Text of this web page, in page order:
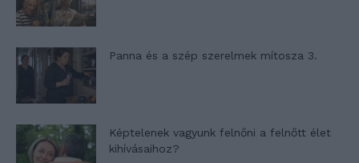
Panna és a szép szerelmek mítosza 3.
Képtelenek vagyunk felnőni a felnőtt élet
kihívásaihoz?